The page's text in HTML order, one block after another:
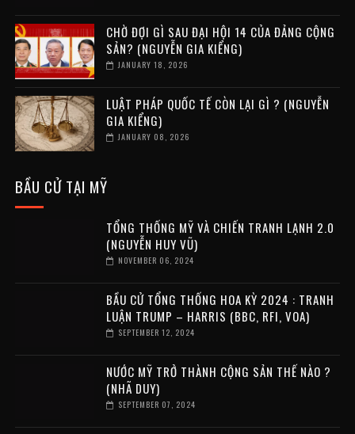
CHỜ ĐỢI GÌ SAU ĐẠI HỘI 14 CỦA ĐẢNG CỘNG
SẢN? (NGUYỄN GIA KIỂNG)
JANUARY 18, 2026
LUẬT PHÁP QUỐC TẾ CÒN LẠI GÌ ? (NGUYỄN
GIA KIỂNG)
JANUARY 08, 2026
BẦU CỬ TẠI MỸ
TỔNG THỐNG MỸ VÀ CHIẾN TRANH LẠNH 2.0
(NGUYỄN HUY VŨ)
NOVEMBER 06, 2024
BẦU CỬ TỔNG THỐNG HOA KỲ 2024 : TRANH
LUẬN TRUMP – HARRIS (BBC, RFI, VOA)
SEPTEMBER 12, 2024
NƯỚC MỸ TRỞ THÀNH CỘNG SẢN THẾ NÀO ?
(NHÃ DUY)
SEPTEMBER 07, 2024